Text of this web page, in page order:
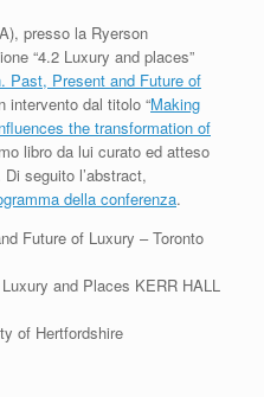
presso la Ryerson
“4.2 Luxury and places”
Past, Present and Future of
intervento dal titolo “Making
the transformation of
libro da lui curato ed atteso
seguito l’abstract,
della conferenza.
Future of Luxury – Toronto
and Places KERR HALL
of Hertfordshire